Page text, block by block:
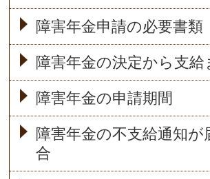
障害年金申請の必要書類
障害年金の決定から支給
障害年金の申請期間
障害年金の不支給通知が
合